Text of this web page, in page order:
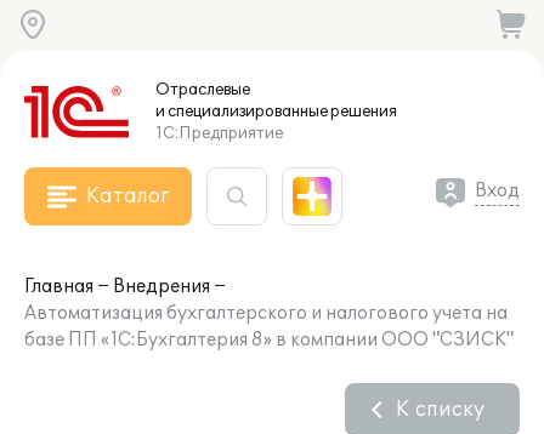
Отраслевые
и специализированныерешения
1С:Предприятие
Каталог Вход
Главная
Внедрения
Автоматизация бухгалтерского и налогового учета на
базе ПП «1С:Бухгалтерия 8» в компании ООО "СЗИСК"
К списку